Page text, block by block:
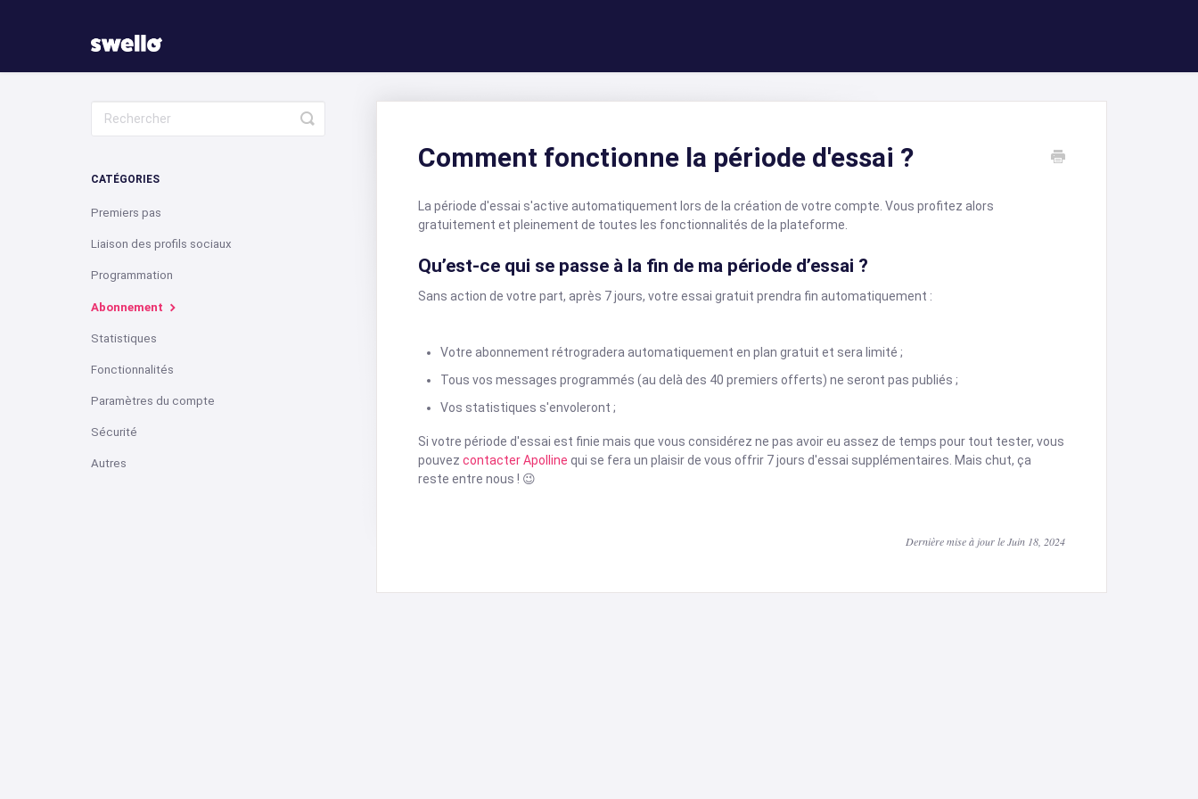
Comment fonctionne la période d'essai ?
La période d'essai s'active automatiquement lors de la création de votre compte. Vous profitez alors
gratuitement et pleinement de toutes les fonctionnalités de la plateforme.
Qu’est-ce qui se passe à la fin de ma période d’essai ?
Sans action de votre part, après 7 jours, votre essai gratuit prendra fin automatiquement :
Votre abonnement rétrogradera automatiquement en plan gratuit et sera limité ;
Tous vos messages programmés (au delà des 40 premiers offerts) ne seront pas publiés ;
Vos statistiques s'envoleront ;
Si votre période d'essai est finie mais que vous considérez ne pas avoir eu assez de temps pour tout tester, vous
pouvezcontacter Apolline qui se fera un plaisir de vous offrir 7 jours d'essai supplémentaires. Mais chut, ça
reste entre nous ! 😉
Dernière mise à jour le Juin 18, 2024
Toggle
Search
CATÉGORIES
Premiers pas
Liaison des profils sociaux
Programmation
Abonnement
Statistiques
Fonctionnalités
Paramètres du compte
Sécurité
Autres